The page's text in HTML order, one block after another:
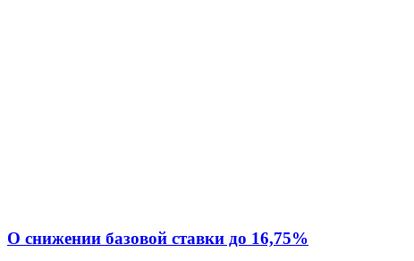
О снижении базовой ставки до 16,75%